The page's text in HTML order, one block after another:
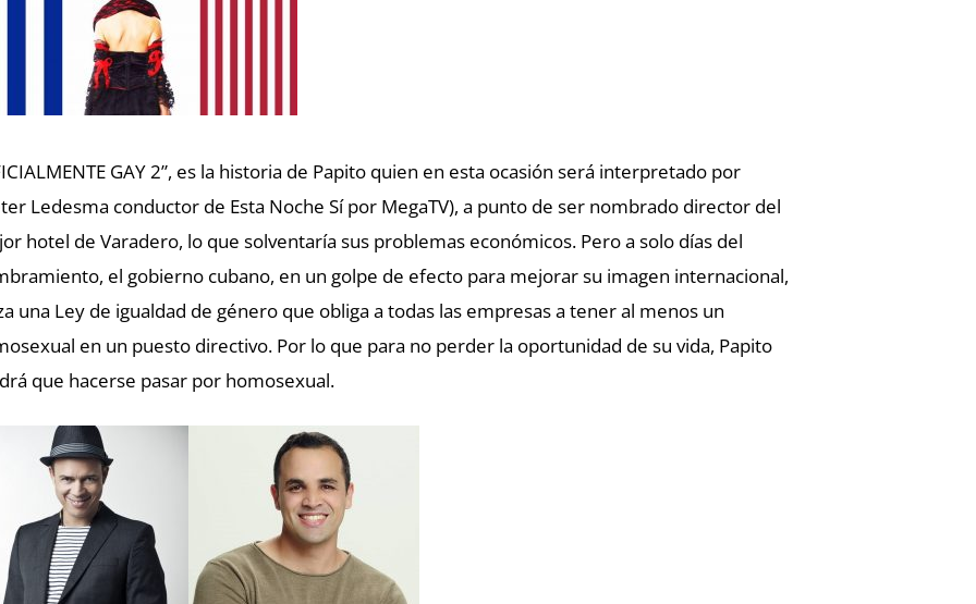
GAY 2”, es la historia de Papito quien en esta ocasión será interpretado por
Ledesma conductor de Esta Noche Sí por MegaTV), a punto de ser nombrado director del
hotel de Varadero, lo que solventaría sus problemas económicos. Pero a solo días del
el gobierno cubano, en un golpe de efecto para mejorar su imagen internacional,
una Ley de igualdad de género que obliga a todas las empresas a tener al menos un
en un puesto directivo. Por lo que para no perder la oportunidad de su vida, Papito
que hacerse pasar por homosexual.